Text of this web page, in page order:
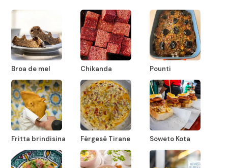
Broa de mel Chikanda Pounti
Fritta brindisina Fërgesë Tirane Soweto Kota